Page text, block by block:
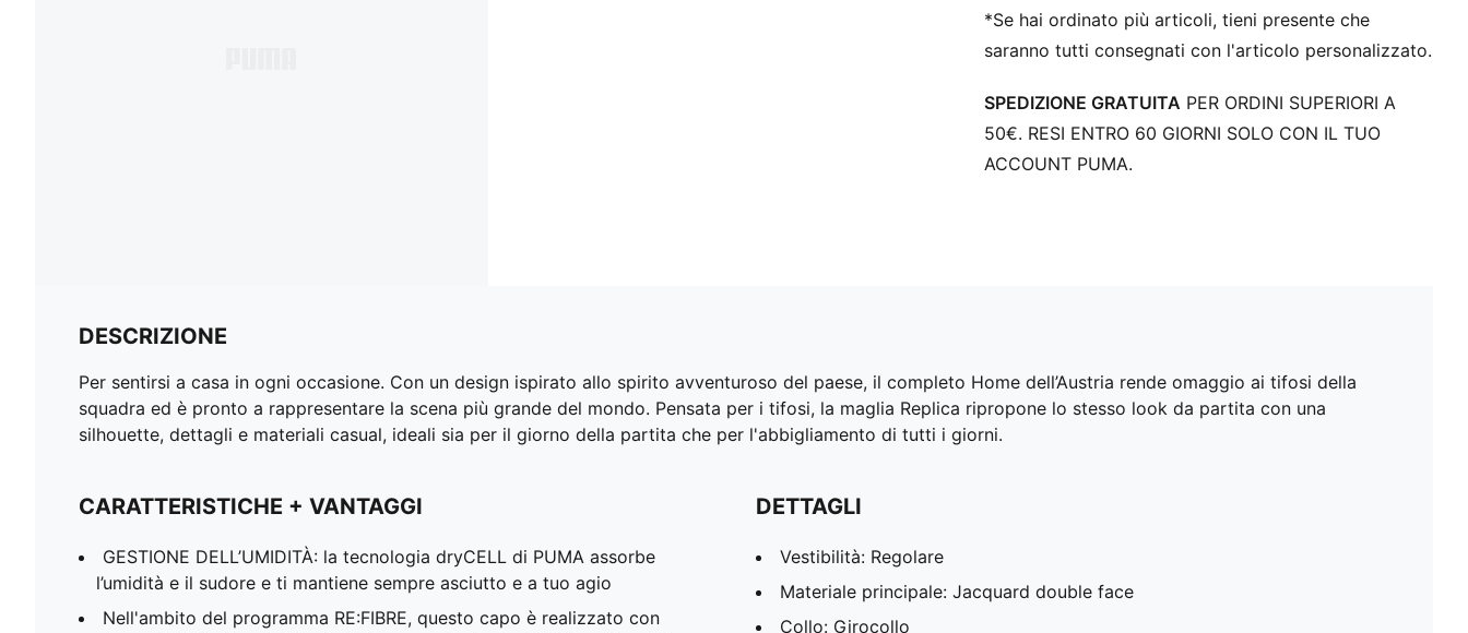
*Se hai ordinato più articoli, tieni presente che
saranno tutti consegnati con l'articolo personalizzato.
SPEDIZIONE GRATUITA PER ORDINI SUPERIORI A
50€. RESI ENTRO 60 GIORNI SOLO CON IL TUO
ACCOUNT PUMA.
DESCRIZIONE
Per sentirsi a casa in ogni occasione. Con un design ispirato allo spirito avventuroso del paese, il completo Home dell’Austria rende omaggio ai tifosi della
squadra ed è pronto a rappresentare la scena più grande del mondo. Pensata per i tifosi, la maglia Replica ripropone lo stesso look da partita con una
silhouette, dettagli e materiali casual, ideali sia per il giorno della partita che per l'abbigliamento di tutti i giorni.
CARATTERISTICHE + VANTAGGI
GESTIONE DELL’UMIDITÀ: la tecnologia dryCELL di PUMA assorbe
l’umidità e il sudore e ti mantiene sempre asciutto e a tuo agio
Nell'ambito del programma RE:FIBRE, questo capo è realizzato con
DETTAGLI
Vestibilità: Regolare
Materiale principale: Jacquard double face
Collo: Girocollo